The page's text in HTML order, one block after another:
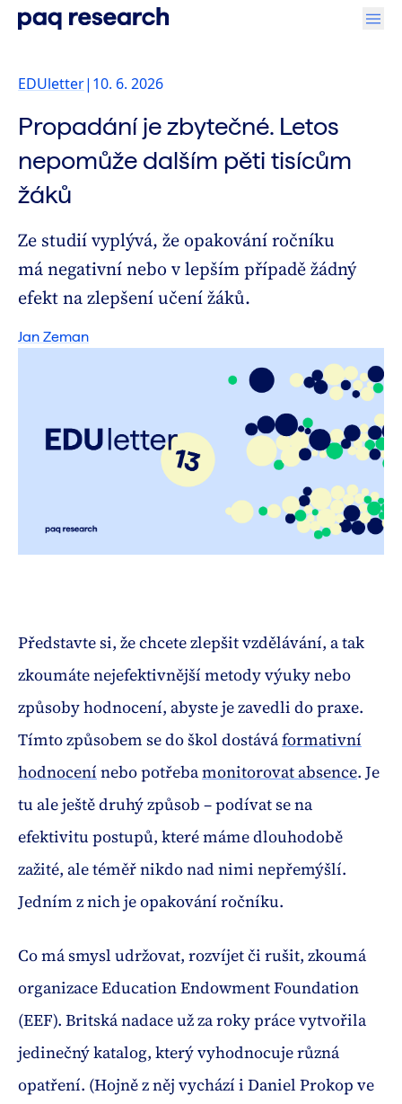
EDUletter| 10. 6. 2026
Propadání je zbytečné. Letos
nepomůže dalším pěti tisícům
žáků
Ze studií vyplývá, že opakování ročníku
má negativní nebo v lepším případě žádný
efekt na zlepšení učení žáků.
Jan Zeman
Představte si, že chcete zlepšit vzdělávání, a tak
zkoumáte nejefektivnější metody výuky nebo
způsoby hodnocení, abyste je zavedli do praxe.
Tímto způsobem se do škol dostáváformativní
hodnocení nebo potřebamonitorovat absence. Je
tu ale ještě druhý způsob – podívat se na
efektivitu postupů, které máme dlouhodobě
zažité, ale téměř nikdo nad nimi nepřemýšlí.
Jedním z nich je opakování ročníku.
Co má smysl udržovat, rozvíjet či rušit, zkoumá
organizace Education Endowment Foundation
(EEF). Britská nadace už za roky práce vytvořila
jedinečný katalog, který vyhodnocuje různá
opatření. (Hojně z něj vychází i Daniel Prokop ve